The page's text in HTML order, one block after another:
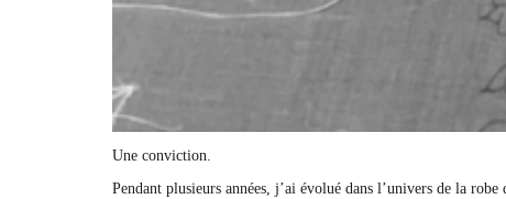
Une conviction.
Pendant plusieurs années, j’ai évolué dans l’univers de la